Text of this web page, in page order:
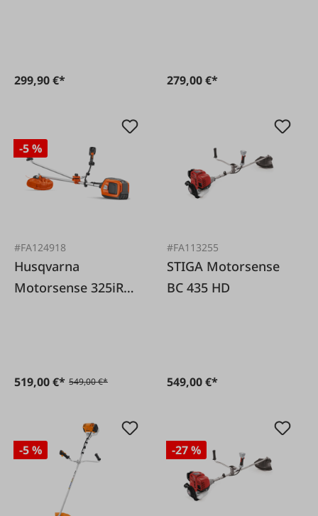
299,90 €* 279,00 €*
-5 %
#FA124918
Husqvarna
Motorsense 325iR
519,00 €* 549,00 €*
#FA113255
STIGA Motorsense
BC 435 HD
549,00 €*
-5 % -27 %